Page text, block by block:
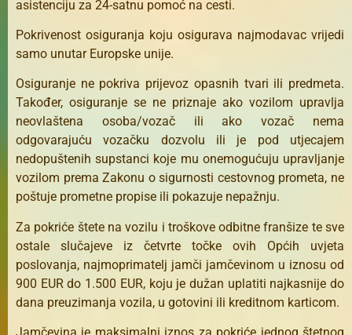
asistenciju za 24-satnu pomoć na cesti.
Pokrivenost osiguranja koju osigurava najmodavac vrijedi
samo unutar Europske unije.
Osiguranje ne pokriva prijevoz opasnih tvari ili predmeta.
Također, osiguranje se ne priznaje ako vozilom upravlja
neovlaštena osoba/vozač ili ako vozač nema
odgovarajuću vozačku dozvolu ili je pod utjecajem
nedopuštenih supstanci koje mu onemogućuju upravljanje
vozilom prema Zakonu o sigurnosti cestovnog prometa, ne
poštuje prometne propise ili pokazuje nepažnju.
Za pokriće štete na vozilu i troškove odbitne franšize te sve
ostale slučajeve iz četvrte točke ovih Općih uvjeta
poslovanja, najmoprimatelj jamči jamčevinom u iznosu od
900 EUR do 1.500 EUR, koju je dužan uplatiti najkasnije do
dana preuzimanja vozila, u gotovini ili kreditnom karticom.